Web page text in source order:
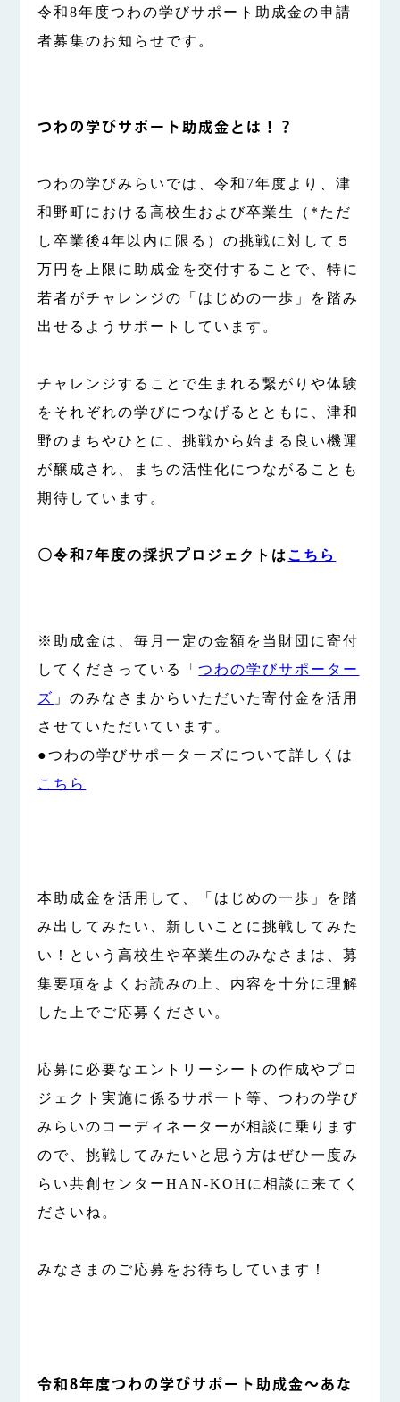
令和8年度つわの学びサポート助成金の申請
者募集のお知らせです。
つわの学びサポート助成金とは！？
つわの学びみらいでは、令和7年度より、津
和野町における高校生および卒業生（*ただ
し卒業後4年以内に限る）の挑戦に対して５
万円を上限に助成金を交付することで、特に
若者がチャレンジの「はじめの一歩」を踏み
出せるようサポートしています。
チャレンジすることで生まれる繋がりや体験
をそれぞれの学びにつなげるとともに、津和
野のまちやひとに、挑戦から始まる良い機運
が醸成され、まちの活性化につながることも
期待しています。
〇令和7年度の採択プロジェクトは こちら
※助成金は、毎月一定の金額を当財団に寄付
してくださっている「つわの学びサポーター
ズ 」のみなさまからいただいた寄付金を活用
させていただいています。
●つわの学びサポーターズについて詳しくは
こちら
本助成金を活用して、「はじめの一歩」を踏
み出してみたい、新しいことに挑戦してみた
い！という高校生や卒業生のみなさまは、募
集要項をよくお読みの上、内容を十分に理解
した上でご応募ください。
応募に必要なエントリーシートの作成やプロ
ジェクト実施に係るサポート等、つわの学び
みらいのコーディネーターが相談に乗ります
ので、挑戦してみたいと思う方はぜひ一度み
らい共創センターHAN-KOHに相談に来てく
ださいね。
みなさまのご応募をお待ちしています！
令和8年度つわの学びサポート助成金～あな